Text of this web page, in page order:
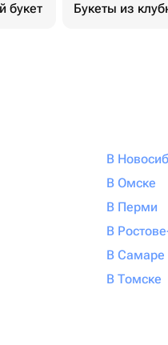
букет Букеты из
В
В Омске
В Перми
В
В Самаре
В Томске